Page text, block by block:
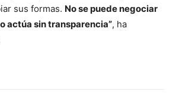
sus formas. No se puede negociar
actúa sin transparencia”, ha